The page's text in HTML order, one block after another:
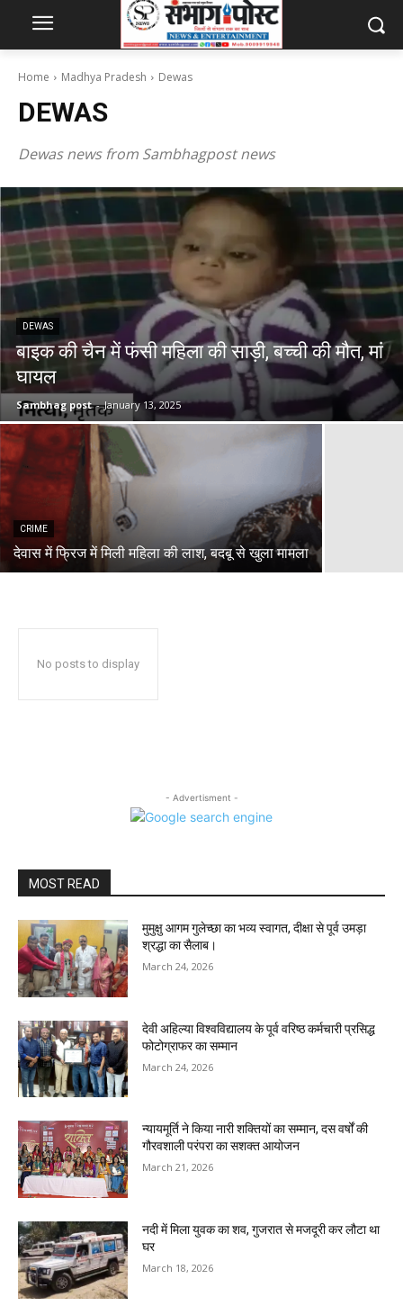
Home Madhya Pradesh Dewas
DEWAS
Dewas news from Sambhagpost news
DEWAS
बाइक की चैन में फंसी महिला की साड़ी, बच्ची की मौत, मां
घायल
Sambhag post - January 13, 2025
CRIME
देवास में फ्रिज में मिली महिला की लाश, बदबू से खुला मामला
No posts to display
- Advertisment -
MOST READ
मुमुक्षु आगम गुलेच्छा का भव्य स्वागत, दीक्षा से पूर्व उमड़ा
श्रद्धा का सैलाब।
March 24, 2026
देवी अहिल्या विश्वविद्यालय के पूर्व वरिष्ठ कर्मचारी प्रसिद्ध
फोटोग्राफर का सम्मान
March 24, 2026
न्यायमूर्ति ने किया नारी शक्तियों का सम्मान, दस वर्षों की
गौरवशाली परंपरा का सशक्त आयोजन
March 21, 2026
नदी में मिला युवक का शव, गुजरात से मजदूरी कर लौटा था
घर
March 18, 2026